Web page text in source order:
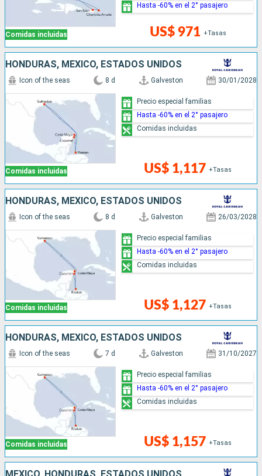
Comidas incluidas US$ 971 +Tasas
Hasta -60% en el 2° pasajero
HONDURAS, MÉXICO, ESTADOS UNIDOS
Comidas incluidas
Icon of the seas 8 d Galveston 30/01/2028
US$ 1,117 +Tasas
Precio especial familias
Hasta -60% en el 2° pasajero
Comidas incluidas
HONDURAS, MÉXICO, ESTADOS UNIDOS
Comidas incluidas
Icon of the seas 8 d Galveston 26/03/2028
US$ 1,127 +Tasas
Precio especial familias
Hasta -60% en el 2° pasajero
Comidas incluidas
HONDURAS, MÉXICO, ESTADOS UNIDOS
Comidas incluidas
Icon of the seas 7 d Galveston 31/10/2027
US$ 1,157 +Tasas
Precio especial familias
Hasta -60% en el 2° pasajero
Comidas incluidas